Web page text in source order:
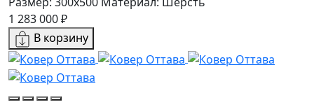
1 283 000 ₽
В корзину